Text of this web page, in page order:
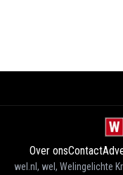
Over onsContact
wel.nl, wel, Welingelichte